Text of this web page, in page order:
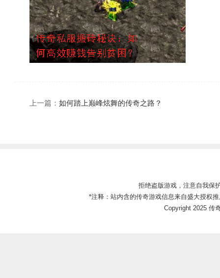
上一篇： 如何踏上巅峰炫舞的传奇之路？
拒绝盗版游戏，注意自我保
*注释：站内含的传奇游戏信息来自盛大授权
Copyright 2025 传